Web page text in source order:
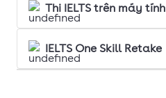
Thi IELTS trên máy tính
IELTS One Skill Retake